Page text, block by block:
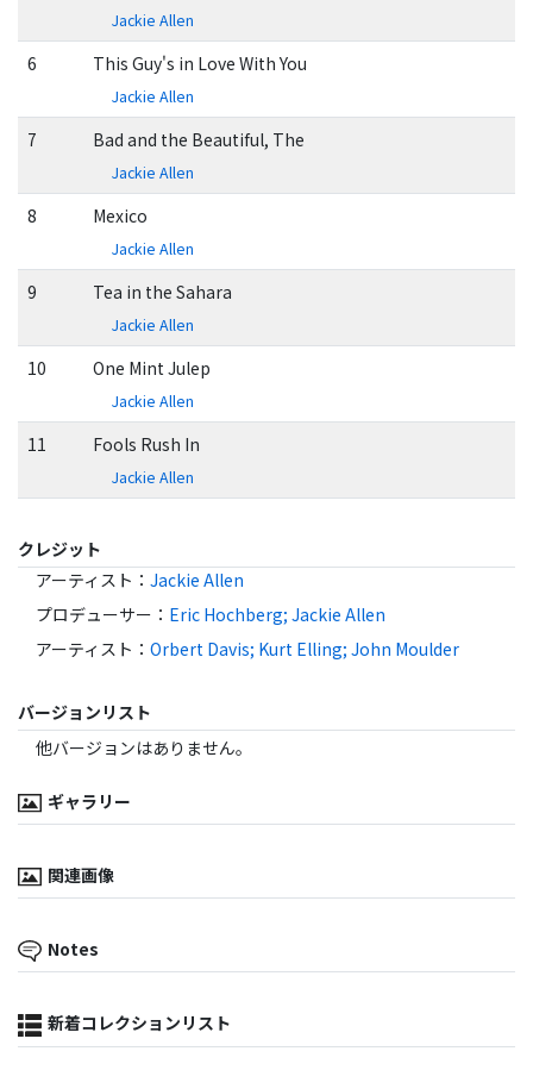
Jackie Allen
6 This Guy's in Love With You
Jackie Allen
7 Bad and the Beautiful, The
Jackie Allen
8 Mexico
Jackie Allen
9 Tea in the Sahara
Jackie Allen
10 One Mint Julep
Jackie Allen
11 Fools Rush In
Jackie Allen
クレジット
アーティスト ： Jackie Allen
プロデューサー ： Eric Hochberg; Jackie Allen
アーティスト ： Orbert Davis; Kurt Elling; John Moulder
バージョンリスト
他バージョンはありません。
ギャラリー
関連画像
Notes
新着コレクションリスト